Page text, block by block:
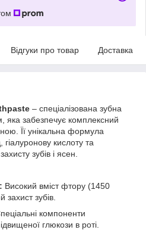
Відгуки про товар Доставка
– спеціалізована зубна
яка забезпечує комплексний
Її унікальна формула
кислоту та
зубів і ясен.
Високий вміст фтору (1450
захист зубів.
компоненти
глюкози в роті.